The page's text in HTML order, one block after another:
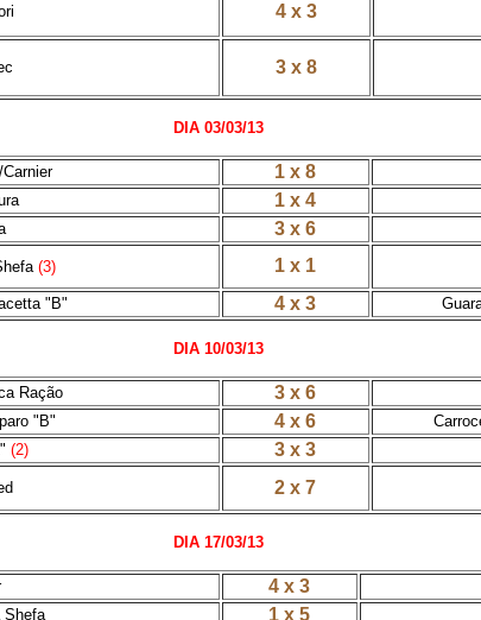
4 x 3
3 x 8
DIA 03/03/13
1 x 8
1 x 4
3 x 6
(3) 1 x 1
"B" 4 x 3
DIA 10/03/13
Ração 3 x 6
"B" 4 x 6
(2) 3 x 3
2 x 7
DIA 17/03/13
4 x 3
Shefa 1 x 5